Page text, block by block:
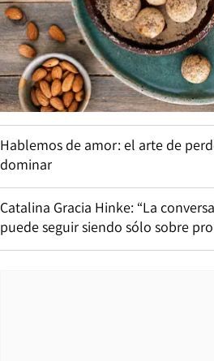
Hablemos de amor: el arte de
dominar
Catalina Gracia Hinke: “La
puede seguir siendo sólo sobre